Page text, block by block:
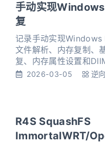
手动实现
复
记录手动实现Windows
文件解析、内存复制、
复、内存属性设置和
2026-03-05 逆向
R4S SquashFS
ImmortalWRT/